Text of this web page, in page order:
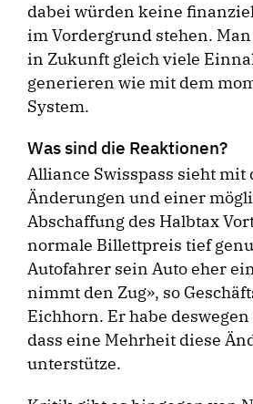
dabei würden keine
im Vordergrund stehen. Man
in Zukunft gleich viele
generieren wie mit dem
System.
Was sind die Reaktionen?
Alliance Swisspass sieht mit
Änderungen und einer
Abschaffung des Halbtax
normale Billettpreis tief
Autofahrer sein Auto eher
nimmt den Zug», so
Eichhorn. Er habe
dass eine Mehrheit diese
unterstütze.